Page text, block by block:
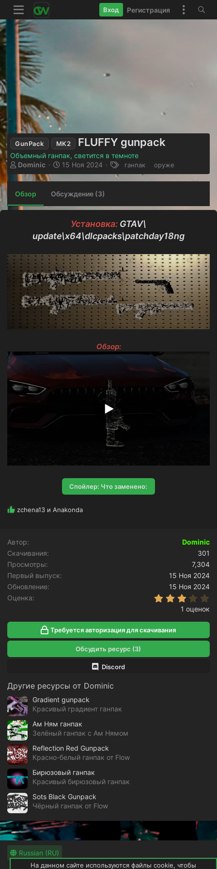
Вход Регистрация
GunPack MK2 FLUFFY gunpack
Объемный ганпак, светится в темноте
А
в
т
о
Dominic
Д
а
т
а
о
а
и
я
15 Ноя 2024
е
г
ганпак оруже
Обзор Обсуждение (3)
Установка: GTAV\
update\x64\dlcpacks\patchday18ng
Обзор:
Спойлер: Что заменено:
Р
ц
и
и
zchena13 и Anakonda
Автор
Dominic
Скачивания
301
Просмотры
7,304
Первый выпуск
15 Ноя 2024
Обновление
15 Ноя 2024
Оценка
1 оценок
Требуется авторизация для скачивания
Обсудить ресурс (3)
Discord
Другие ресурсы от Dominic
Gradient gunpack
Красивый градиент ганпак
Ам Ням ганпак
Зелёный ганпак с Ам Нямом
Reflection Red Gunpack
Красно-белый ганпак от Flow
Бирюзовый ганпак
Красивый бирюзовый ганпак
Sots Black Gunpack
Чёрный ганпак от Flow
Russian (RU)
На данном сайте используются файлы cookie, чтобы